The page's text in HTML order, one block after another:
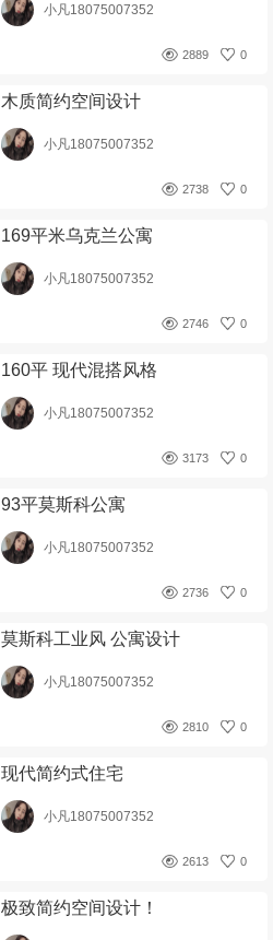
小凡18075007352
0
2889
木质简约空间设计
小凡18075007352
0
2738
169平米乌克兰公寓
小凡18075007352
0
2746
160平 现代混搭风格
小凡18075007352
0
3173
93平莫斯科公寓
小凡18075007352
0
2736
莫斯科工业风 公寓设计
小凡18075007352
0
2810
现代简约式住宅
小凡18075007352
0
2613
极致简约空间设计！